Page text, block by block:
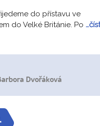
do přístavu ve
do Velké Británie. Po …číst
Dvořáková